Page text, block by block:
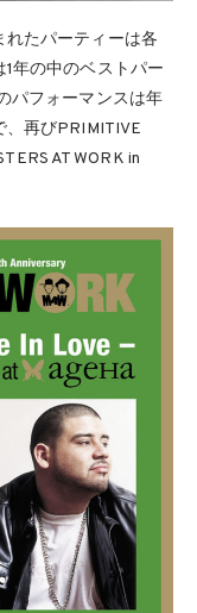
たパーティーは各
年の中のベストパー
パフォーマンスは年
、再びPRIMITIVE
AT WORK in